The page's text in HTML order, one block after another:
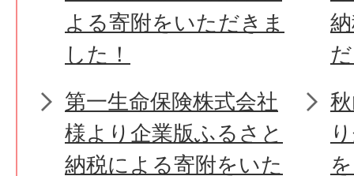
よる寄附をいただきま
した！
第一生命保険株式会社
様より企業版ふるさと
納税による寄附をいた